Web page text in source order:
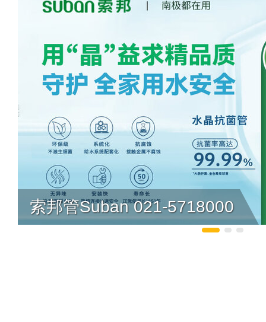
索邦管Suban 021-5718000